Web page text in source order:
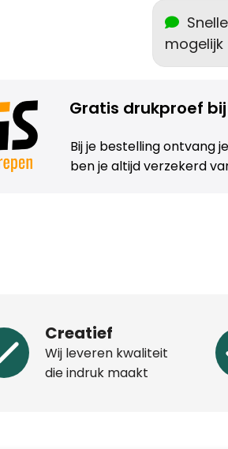
mogelijk
Gratis drukproef
Bij je bestelling ontvang
ben je altijd verzekerd
Creatief
Wij leveren kwaliteit
die indruk maakt